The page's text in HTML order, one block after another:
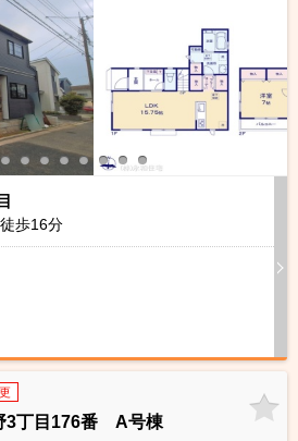
歩16分
3丁目176番 A号棟